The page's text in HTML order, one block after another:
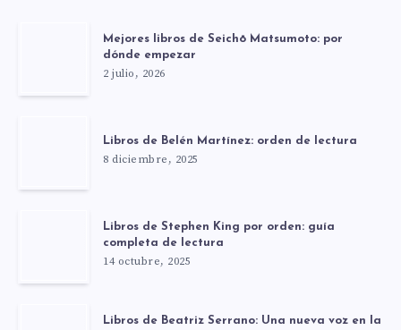
Mejores libros de Seichō Matsumoto: por
dónde empezar
2 julio, 2026
Libros de Belén Martínez: orden de lectura
8 diciembre, 2025
Libros de Stephen King por orden: guía
completa de lectura
14 octubre, 2025
Libros de Beatriz Serrano: Una nueva voz en la